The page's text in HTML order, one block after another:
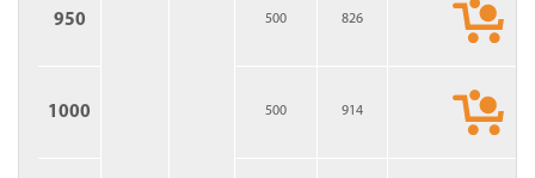
950 500 826
1000 500 914